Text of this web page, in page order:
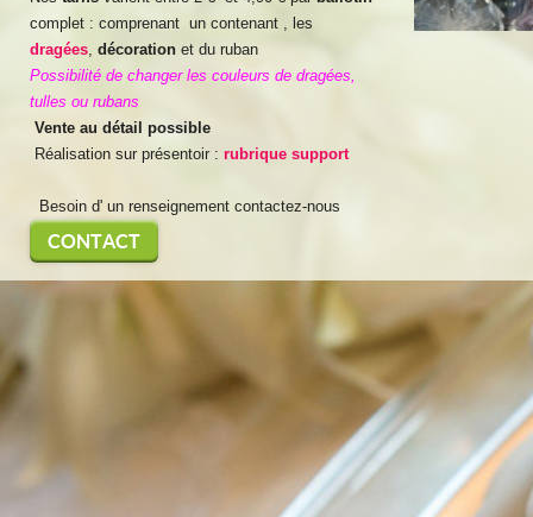
complet : comprenant un contenant , les
dragées, décoration et du ruban
Possibilité de changer les couleurs de dragées,
tulles ou rubans
Vente au détail possible
Réalisation sur présentoir : rubrique support
Besoin d' un renseignement contactez-nous
CONTACT